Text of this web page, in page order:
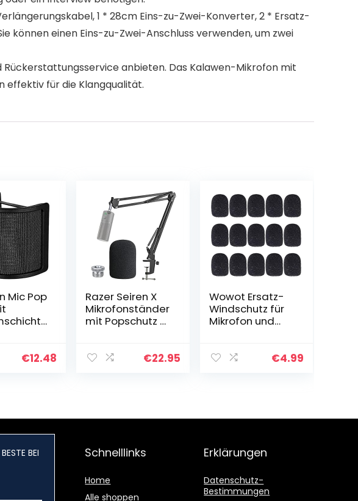
1 * 28cm Eins-zu-Zwei-Konverter, 2 * Ersatz-
können einen Eins-zu-Zwei-Anschluss verwenden, um zwei
Rückerstattungsservice anbieten. Das Kalawen-Mikrofon mit
effektiv für die Klangqualität.
Mic Pop
für
€12.48
Razer Seiren X
Mikrofonständer
mit Popschutz –
Razer Seiren X
€22.95
Wowot Ersatz-
Windschutz für
Mikrofon und
schwarz, 15 Stück
€4.99
BEI Schnelllinks
Home
Alle shoppen
Erklärungen
Datenschutz-
Bestimmungen